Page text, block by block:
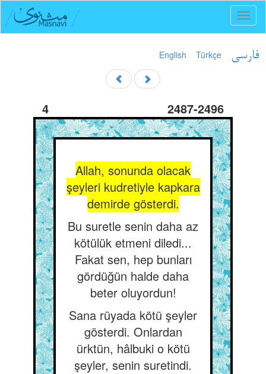
English Türkçe فارسی
4 2487-2496
Allah, sonunda olacak
şeyleri kudretiyle kapkara
demirde gösterdi.
Bu suretle senin daha az
kötülük etmeni diledi...
Fakat sen, hep bunları
gördüğün halde daha
beter oluyordun!
Sana rüyada kötü şeyler
gösterdi. Onlardan
ürktün, hâlbuki o kötü
şeyler, senin suretindi.